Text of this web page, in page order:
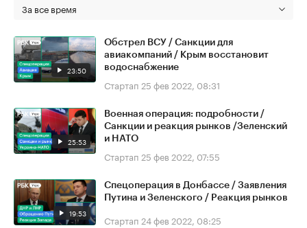
За все время
23:50
Обстрел ВСУ / Санкции для
авиакомпаний / Крым восстановит
водоснабжение
Стартап 25 фев 2022, 08:31
25:53
Военная операция: подробности /
Санкции и реакция рынков /Зеленский
и НАТО
Стартап 25 фев 2022, 07:55
19:53
Спецоперация в Донбассе / Заявления
Путина и Зеленского / Реакция рынков
Стартап 24 фев 2022, 08:25